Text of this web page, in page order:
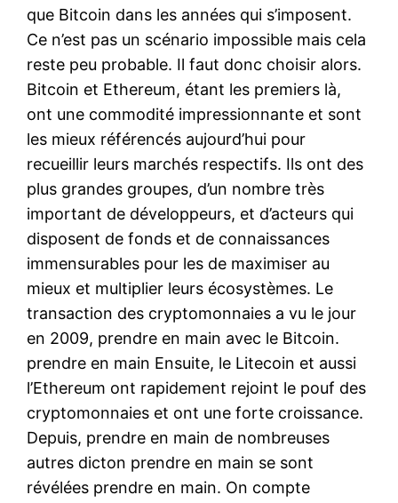
que Bitcoin dans les années qui s’imposent.
Ce n’est pas un scénario impossible mais cela
reste peu probable. Il faut donc choisir alors.
Bitcoin et Ethereum, étant les premiers là,
ont une commodité impressionnante et sont
les mieux référencés aujourd’hui pour
recueillir leurs marchés respectifs. Ils ont des
plus grandes groupes, d’un nombre très
important de développeurs, et d’acteurs qui
disposent de fonds et de connaissances
immensurables pour les de maximiser au
mieux et multiplier leurs écosystèmes. Le
transaction des cryptomonnaies a vu le jour
en 2009, prendre en main avec le Bitcoin.
prendre en main Ensuite, le Litecoin et aussi
l’Ethereum ont rapidement rejoint le pouf des
cryptomonnaies et ont une forte croissance.
Depuis, prendre en main de nombreuses
autres dicton prendre en main se sont
révélées prendre en main. On compte